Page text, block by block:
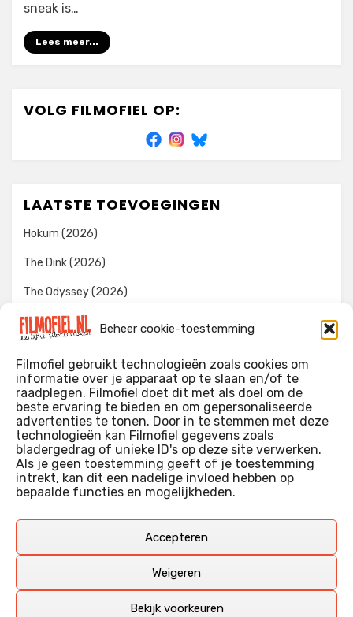
Beheer cookie-toestemming
Filmofiel gebruikt technologieën zoals cookies om
informatie over je apparaat op te slaan en/of te
raadplegen. Filmofiel doet dit met als doel om de
beste ervaring te bieden en om gepersonaliseerde
advertenties te tonen. Door in te stemmen met deze
technologieën kan Filmofiel gegevens zoals
bladergedrag of unieke ID's op deze site verwerken.
Als je geen toestemming geeft of je toestemming
intrekt, kan dit een nadelige invloed hebben op
bepaalde functies en mogelijkheden.
Accepteren
Weigeren
Bekijk voorkeuren
sneak is…
Lees meer...
VOLG FILMOFIEL OP:
LAATSTE TOEVOEGINGEN
Hokum (2026)
The Dink (2026)
The Odyssey (2026)
Evil Dead Burn (2026)
WIE IK BEN…?
Ik ben ooit begonnen met m’n recensies omdat ik zoveel
films keek dat ik af en toe niet meer wist welke ik nu wel of
niet gezien had. Ik ben een filmliefhebber, heb als hobby nog
erg lang in een videotheek gewerkt, en heb als coproducent
Deze recensies zijn dan ook vooral vrij pretentieloze
aangevuld met een groeiende kennis over de kunde én de
kunst van het maken van film.